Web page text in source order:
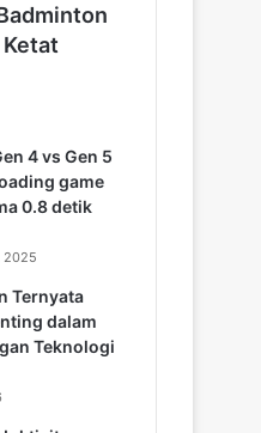
4 vs Gen 5
game
0.8 detik
2025
Ternyata
dalam
Teknologi